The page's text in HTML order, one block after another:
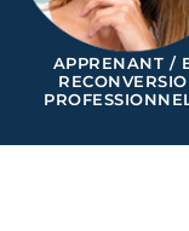
APPRENANT /